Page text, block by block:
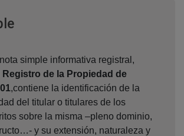
Ventana nueva
simple informativa registral,
Registro de la Propiedad de
,contiene la identificación de la
del titular o titulares de los
sobre la misma –pleno dominio,
y su extensión, naturaleza y